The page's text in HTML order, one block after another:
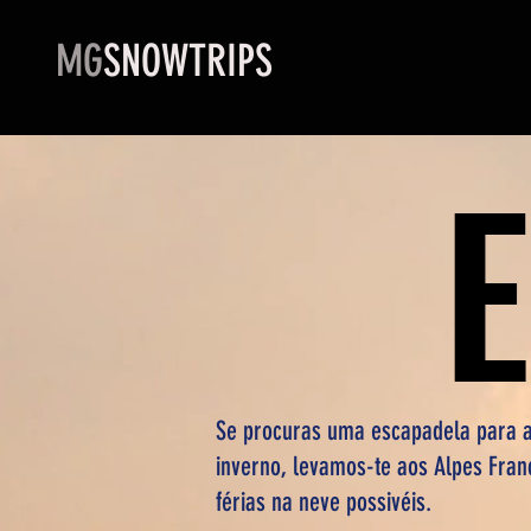
MGSNOWTRIPS
Se procuras uma escapadela para
inverno, levamos-te aos Alpes
férias na neve possivéis.